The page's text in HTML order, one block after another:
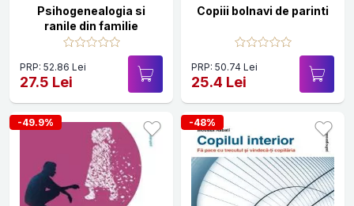
Psihogenealogia si
ranile din familie
PRP: 52.86 Lei
27.5 Lei
Copiii bolnavi de parinti
PRP: 50.74 Lei
25.4 Lei
-49.9% -48%